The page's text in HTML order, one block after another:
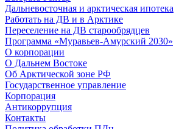
Дальневосточная и арктическая ипотека
Работать на ДВ и в Арктике
Переселение на ДВ старообрядцев
Программа «Муравьев-Амурский 2030»
О корпорации
О Дальнем Востоке
Об Арктической зоне РФ
Государственное управление
Корпорация
Антикоррупция
Контакты